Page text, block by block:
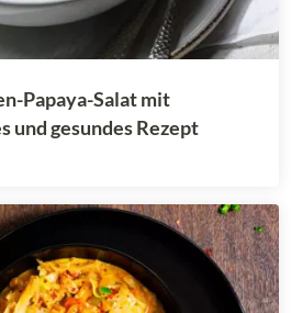
Papaya-Salat mit
und gesundes Rezept